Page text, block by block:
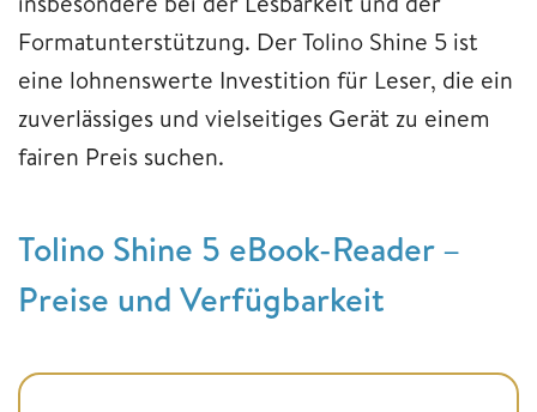
Formatunterstützung. Der Tolino Shine 5 ist
eine lohnenswerte Investition für Leser, die ein
zuverlässiges und vielseitiges Gerät zu einem
fairen Preis suchen.
Tolino Shine 5 eBook-Reader –
Preise und Verfügbarkeit